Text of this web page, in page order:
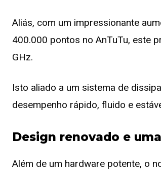
Aliás, com um impressionante
400.000 pontos no AnTuTu, este
GHz.
Isto aliado a um sistema de
desempenho rápido, fluido e
Design renovado e
Além de um hardware potente, o